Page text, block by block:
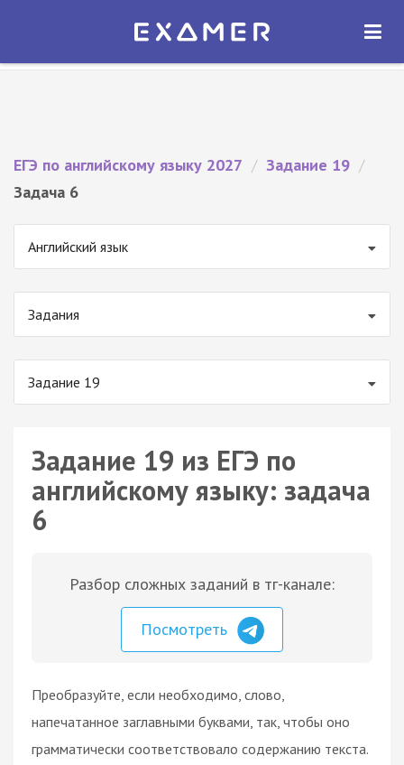
Экзамер — ЕГЭ 2027
ОТКРЫТЬ
ЕГЭ по английскому языку 2027 / Задание 19 /
Задача 6
Английский язык
Задания
Задание 19
Задание 19 из ЕГЭ по
английскому языку: задача
6
Разбор сложных заданий в тг-канале:
Посмотреть
Преобразуйте, если необходимо, слово,
напечатанное заглавными буквами, так, чтобы оно
грамматически соответствовало содержанию текста.